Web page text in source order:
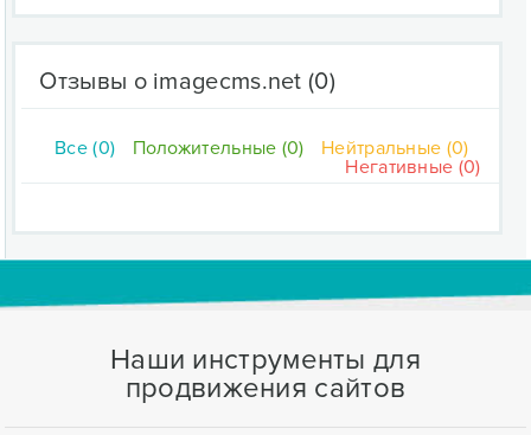
Отзывы о imagecms.net (0)
Все (0) Положительные (0)
Нейтральные (0)
Негативные (0)
Наши инструменты для
продвижения сайтов